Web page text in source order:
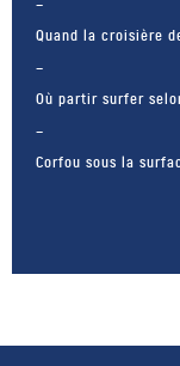
Quand la croisière
Où partir surfer
Corfou sous la